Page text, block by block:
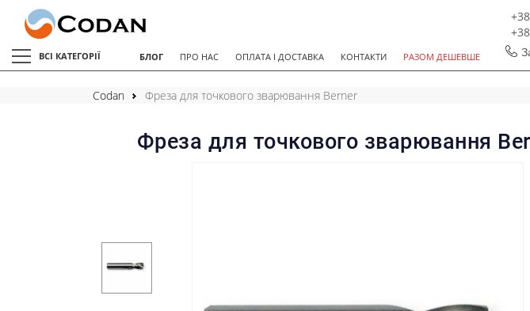
ВСІ КАТЕГОРІЇ БЛОГ ПРО НАС ОПЛАТА І ДОСТАВКА КОНТАКТИ РАЗОМ ДЕШЕВШЕ
Codan Фреза для точкового зварювання Berner
Фреза для точкового зварювання